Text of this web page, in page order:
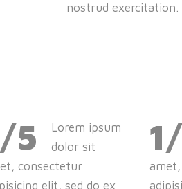
nostrud exercitation.
5
Lorem ipsum
dolor sit
consectetur
elit, sed do ex